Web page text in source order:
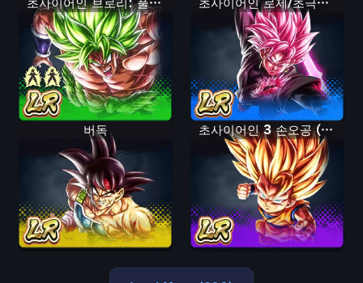
초사이어인 브로리: 풀 파워 초사이어인 로제/초극악화 오공 블랙
버독 초사이어인 3 손오공 (미니)